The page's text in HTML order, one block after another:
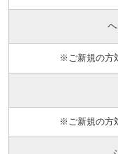
※ご新規の方
※ご新規の方